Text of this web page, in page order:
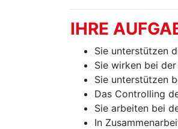
IHRE
Sie unterstützen
Sie wirken bei
Sie unterstützen
Das Controlling
Sie arbeiten bei
In